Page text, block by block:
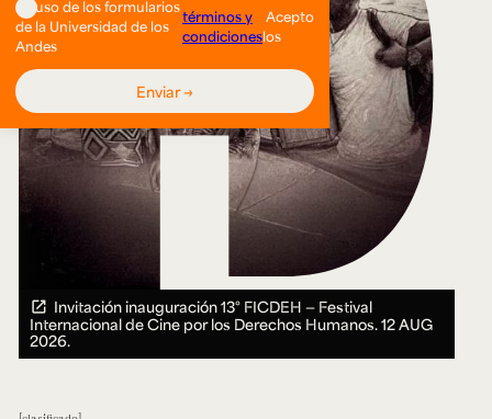
Invitación inauguración 13° FICDEH — Festival
Internacional de Cine por los Derechos Humanos.12 AUG
2026.